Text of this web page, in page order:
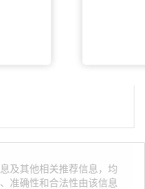
及其他相关推荐信息，均
准确性和合法性由该信息